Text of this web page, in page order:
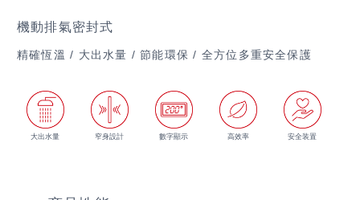
機動排氣密封式
精確恆溫 / 大出水量 / 節能環保 / 全方位多重安全保護
大出水量 窄身設計 數字顯示 高效率 安全装置